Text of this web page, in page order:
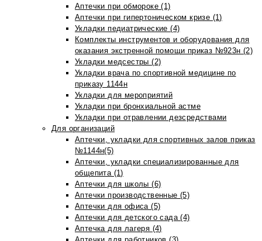
Аптечки при обмороке (1)
Аптечки при гипертоническом кризе (1)
Укладки педиатрические (4)
Комплекты инструментов и оборудования для
оказания экстренной помощи приказ №923н (2)
Укладки медсестры (2)
Укладки врача по спортивной медицине по
приказу 1144н
Укладки для мероприятий
Укладки при бронхиальной астме
Укладки при отравлении дезсредствами
Для организаций
Аптечки, укладки для спортивных залов приказ
№1144н(5)
Аптечки, укладки специализированные для
общепита (1)
Аптечки для школы (6)
Аптечки производственные (5)
Аптечки для офиса (5)
Аптечки для детского сада (4)
Аптечка для лагеря (4)